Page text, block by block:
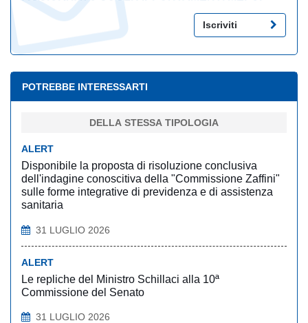
Iscriviti
POTREBBE INTERESSARTI
DELLA STESSA TIPOLOGIA
ALERT
Disponibile la proposta di risoluzione conclusiva
dell'indagine conoscitiva della "Commissione Zaffini"
sulle forme integrative di previdenza e di assistenza
sanitaria
31 LUGLIO 2026
ALERT
Le repliche del Ministro Schillaci alla 10ª
Commissione del Senato
31 LUGLIO 2026